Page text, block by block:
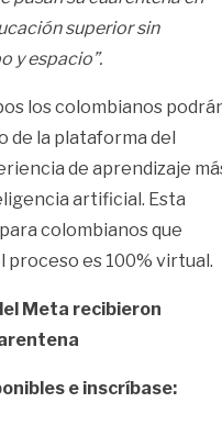
superior sin
y espacio”.
los colombianos
de la plataforma del
de aprendizaje
artificial. Esta
colombianos que
es 100% virtual.
Meta recibieron
e inscríbase: